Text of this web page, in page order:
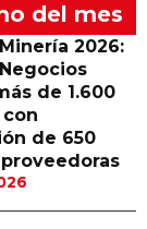
del mes
2026:
de 1.600
de 650